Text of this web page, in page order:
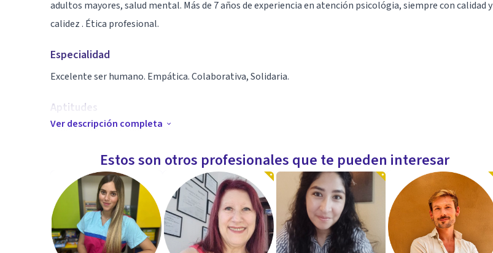
adultos mayores, salud mental. Más de 7 años de experiencia en atención psicológia, siempre con calidad y
calidez . Ética profesional.
Especialidad
Excelente ser humano. Empática. Colaborativa, Solidaria.
Aptitudes
Experticia en Discapacidades
Máster en Gerontología
Ver descripción completa
Estos son otros profesionales que te pueden interesar